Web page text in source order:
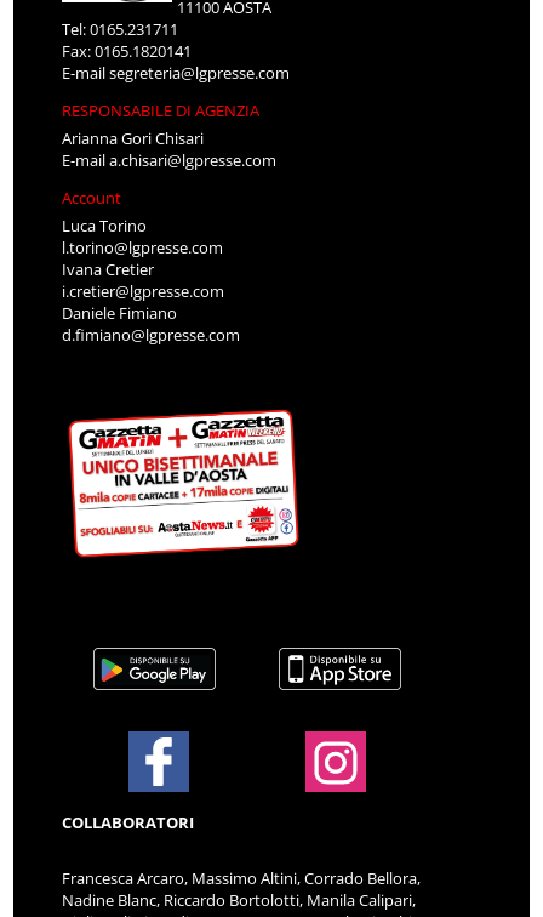
11100 AOSTA
Tel: 0165.231711
Fax: 0165.1820141
E-mailsegreteria@lgpresse.com
RESPONSABILE DI AGENZIA
Arianna Gori Chisari
E-maila.chisari@lgpresse.com
Account
Luca Torino
l.torino@lgpresse.com
Ivana Cretier
i.cretier@lgpresse.com
Daniele Fimiano
d.fimiano@lgpresse.com
COLLABORATORI
Francesca Arcaro, Massimo Altini, Corrado Bellora,
Nadine Blanc, Riccardo Bortolotti, Manila Calipari,